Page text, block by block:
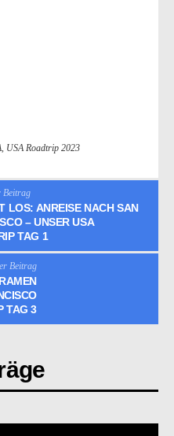
, USA Roadtrip 2023
Beitrag
LOS: ANREISE NACH SAN
– UNSER USA
TAG 1
Beitrag
TAG 3